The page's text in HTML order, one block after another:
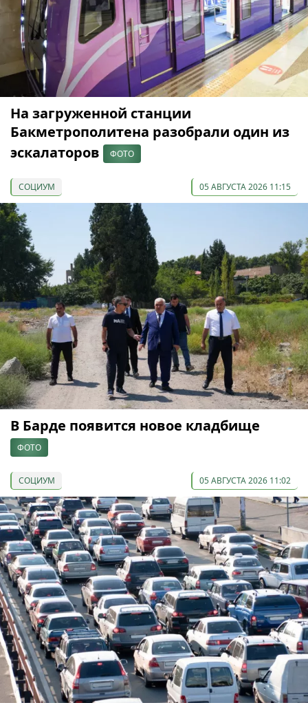
На загруженной станции
Бакметрополитена разобрали один из
эскалаторов
ФОТО
СОЦИУМ 05 АВГУСТА 2026 11:15
В Барде появится новое кладбище
ФОТО
СОЦИУМ 05 АВГУСТА 2026 11:02